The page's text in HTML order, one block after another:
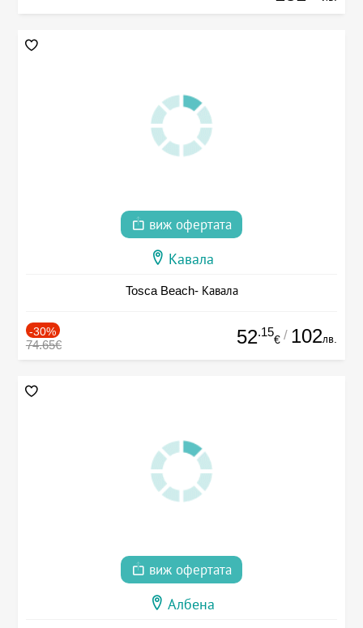
виж офертата
Кавала
Tosca Beach- Кавала
-30%
74.65€ 52.15
€ / 102лв.
виж офертата
Албена